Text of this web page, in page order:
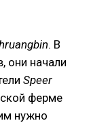
. В
они начали
Speer
ферме
нужно